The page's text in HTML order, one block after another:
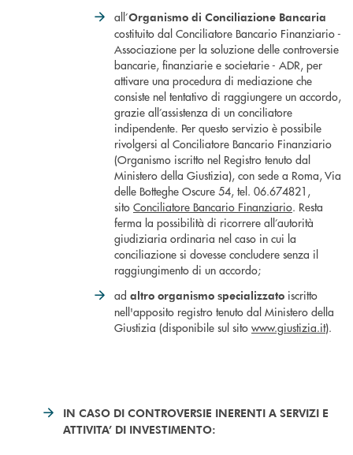
all’Organismo di Conciliazione Bancaria
costituito dal Conciliatore Bancario Finanziario -
Associazione per la soluzione delle controversie
bancarie, finanziarie e societarie - ADR, per
attivare una procedura di mediazione che
consiste nel tentativo di raggiungere un accordo,
grazie all’assistenza di un conciliatore
indipendente. Per questo servizio è possibile
rivolgersi al Conciliatore Bancario Finanziario
(Organismo iscritto nel Registro tenuto dal
Ministero della Giustizia), con sede a Roma, Via
delle Botteghe Oscure 54, tel. 06.674821,
sito Conciliatore Bancario Finanziario. Resta
ferma la possibilità di ricorrere all’autorità
giudiziaria ordinaria nel caso in cui la
conciliazione si dovesse concludere senza il
raggiungimento di un accordo;
ad altro organismo specializzato iscritto
nell'apposito registro tenuto dal Ministero della
Giustizia (disponibile sul sito www.giustizia.it).
IN CASO DI CONTROVERSIE INERENTI A SERVIZI E
ATTIVITA’ DI INVESTIMENTO: